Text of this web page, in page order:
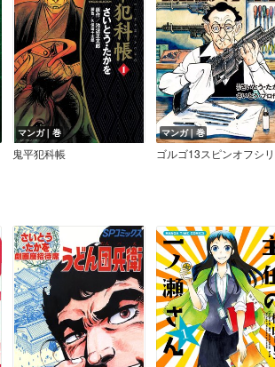
マンガ｜巻
鬼平犯科帳
マンガ｜巻